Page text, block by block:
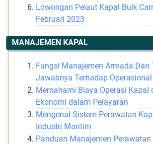
Lowongan Pelaut Kapal Bulk
Februari 2023
MANAJEMEN KAPAL
Fungsi Manajemen Armada Dan
Jawabnya Terhadap
Memahami Biaya Operasi Kapal
Ekonomi dalam Pelayaran
Mengenal Sistem Perawatan
Industri Maritim
Panduan Manajemen